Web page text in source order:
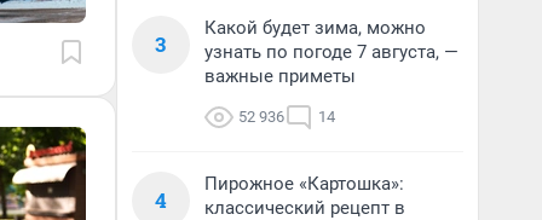
3
Какой будет зима, можно
узнать по погоде 7 августа, —
важные приметы
52 936 14
4
Пирожное «Картошка»:
классический рецепт в